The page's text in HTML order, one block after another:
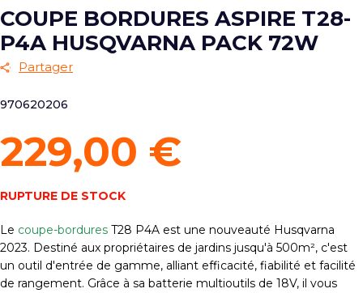
COUPE BORDURES ASPIRE T28-
P4A HUSQVARNA PACK 72W
Partager
970620206
229,00 €
RUPTURE DE STOCK
Le coupe-bordures T28 P4A est une nouveauté Husqvarna
2023. Destiné aux propriétaires de jardins jusqu'à 500m², c'est
un outil d'entrée de gamme, alliant efficacité, fiabilité et facilité
de rangement. Grâce à sa batterie multioutils de 18V, il vous